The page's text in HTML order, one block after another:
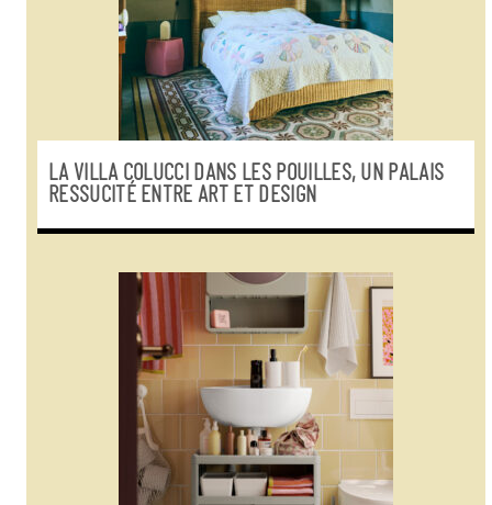
LA VILLA COLUCCI DANS LES POUILLES, UN PALAIS
RESSUCITÉ ENTRE ART ET DESIGN